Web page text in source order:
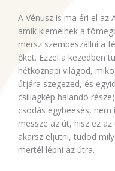
A Vénusz is ma éri el az
amik kiemelnek a
mersz szembeszállni a
őket. Ezzel a kezedben
hétköznapi világod,
útjára szegezed, és
csillagkép halandó
csodás egybeesés,
messze az út, hisz ez
akarsz eljutni, tudod
mertél lépni az útra.